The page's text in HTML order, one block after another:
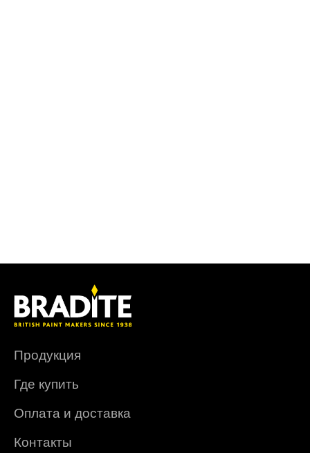
Продукция
Где купить
Оплата и доставка
Контакты